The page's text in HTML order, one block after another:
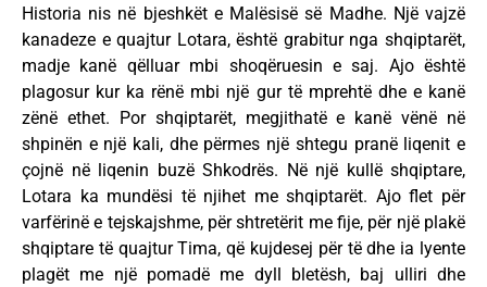
Historia nis në bjeshkët e Malësisë së Madhe. Një vajzë
kanadeze e quajtur Lotara, është grabitur nga shqiptarët,
madje kanë qëlluar mbi shoqëruesin e saj. Ajo është
plagosur kur ka rënë mbi një gur të mprehtë dhe e kanë
zënë ethet. Por shqiptarët, megjithatë e kanë vënë në
shpinën e një kali, dhe përmes një shtegu pranë liqenit e
çojnë në liqenin buzë Shkodrës. Në një kullë shqiptare,
Lotara ka mundësi të njihet me shqiptarët. Ajo flet për
varfërinë e tejskajshme, për shtretërit me fije, për një plakë
shqiptare të quajtur Tima, që kujdesej për të dhe ia lyente
plagët me një pomadë me dyll bletësh, baj ulliri dhe